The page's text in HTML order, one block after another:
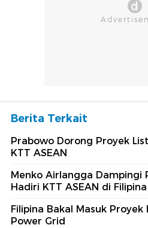
Berita Terkait
Prabowo Dorong Proyek
KTT ASEAN
Menko Airlangga Dampingi
Hadiri KTT ASEAN di Filipina
Filipina Bakal Masuk
Power Grid